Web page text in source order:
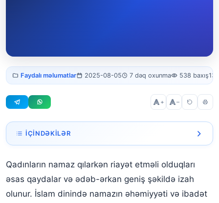
Namaz qılmaq qaydası qadınlar
üçün
Faydalı məlumatlar 2025-08-05 7 dəq oxunma 538 baxış
+ –
İÇINDƏKILƏR
Etməlidir?
Dəstəmazın Əhəmiyyəti və Addım-addım Dəstəmaz
Qaydası
Qadınların namaz qılarkən riayət etməli olduqları
əsas qaydalar və ədəb-ərkan geniş şəkildə izah
olunur. İslam dinində namazın əhəmiyyəti və ibadət